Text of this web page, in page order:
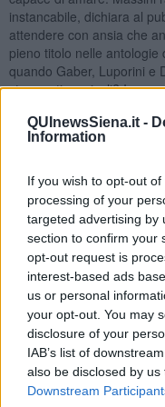
QUInewsSiena.it -
Information
If you wish to opt-out
processing of your
targeted advertising by
section to confirm your
opt-out request is
interest-based ads
us or personal
your opt-out. You may
disclosure of your
IAB’s list of
also be disclosed by
Downstream
instancabile, dichiara al
attendere con ansia che
pieno titolo nelle
quando Gaber, Luporini e
strumenti musicali? In una
ha pratica dei metodi per
André ma anche Dario
agli occhi mentre ero
fermi al primo ristorante |
penso ancora. Ho avuto
cercando di dare suono e
temi di Gaber che più
parola io | È uno strano
non essere nessuno” (da
delle notti | Con gli occhi
anche il sonno è vita | E
amare).
Non so se i Conservatori
incredibile gioia della
piacere, difficilmente